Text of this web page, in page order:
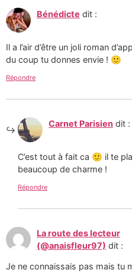
Bénédicte dit :
Il a l’air d’être un joli roman
du coup tu donnes envie ! 🙂
Répondre
Carnet Parisien dit :
C’est tout à fait ca 🙂 il te
beaucoup de charme !
Répondre
La route des lecteur
(@anaisfleur97) dit :
Je ne connaissais pas mais tu